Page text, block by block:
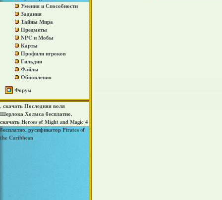
Умения и Способности
Задания
Тайны Мира
Предметы
NPC и Мобы
Карты
Профили игроков
Гильдии
Файлы
Обновления
Форум
, скачать Последняя воля
Шерлока Холмса бесплатно,
скачать Heroes of Might and Magic 4
бесплатно, русификатор Pirates of
the Caribbean